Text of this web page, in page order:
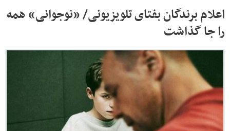
اعلام برندگان بفتای تلویزیونی/ «نوجوانی» همه
را جا گذاشت